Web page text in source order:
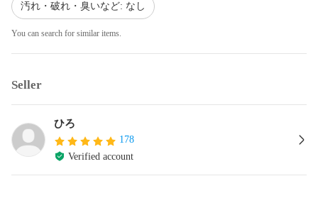
汚れ・破れ・臭いなど: なし
You can search for similar items.
Seller
ひろ
178
Verified account